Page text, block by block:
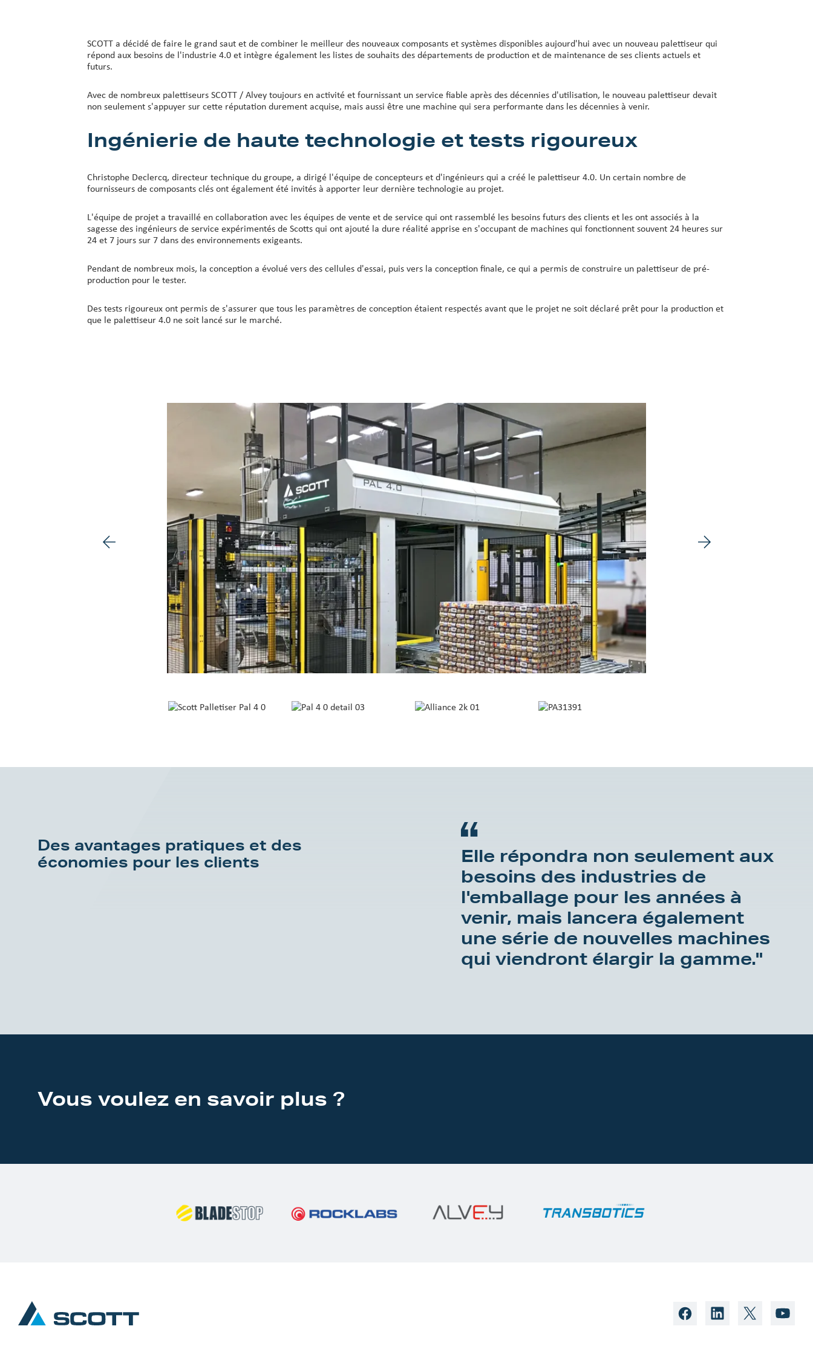
SCOTT a décidé de faire le grand saut et de combiner le meilleur des nouveaux composants et systèmes disponibles aujourd'hui avec un nouveau palettiseur qui
répond aux besoins de l'industrie 4.0 et intègre également les listes de souhaits des départements de production et de maintenance de ses clients actuels et
futurs.
Avec de nombreux palettiseurs SCOTT / Alvey toujours en activité et fournissant un service fiable après des décennies d'utilisation, le nouveau palettiseur devait
non seulement s'appuyer sur cette réputation durement acquise, mais aussi être une machine qui sera performante dans les décennies à venir.
Ingénierie de haute technologie et tests rigoureux
Christophe Declercq, directeur technique du groupe, a dirigé l'équipe de concepteurs et d'ingénieurs qui a créé le palettiseur 4.0. Un certain nombre de
fournisseurs de composants clés ont également été invités à apporter leur dernière technologie au projet.
L'équipe de projet a travaillé en collaboration avec les équipes de vente et de service qui ont rassemblé les besoins futurs des clients et les ont associés à la
sagesse des ingénieurs de service expérimentés de Scotts qui ont ajouté la dure réalité apprise en s'occupant de machines qui fonctionnent souvent 24 heures sur
24 et 7 jours sur 7 dans des environnements exigeants.
Pendant de nombreux mois, la conception a évolué vers des cellules d'essai, puis vers la conception finale, ce qui a permis de construire un palettiseur de pré-
production pour le tester.
Des tests rigoureux ont permis de s'assurer que tous les paramètres de conception étaient respectés avant que le projet ne soit déclaré prêt pour la production et
que le palettiseur 4.0 ne soit lancé sur le marché.
Image précédente Image suivante
Des avantages pratiques et des
économies pour les clients
Elle répondra non seulement aux
besoins des industries de
l'emballage pour les années à
venir, mais lancera également
une série de nouvelles machines
qui viendront élargir la gamme."
Vous voulez en savoir plus ?